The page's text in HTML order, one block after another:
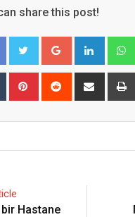
share this post!
Google+ LinkedIn
Tumblr Pinterest Reddit
Share
bir Hastane